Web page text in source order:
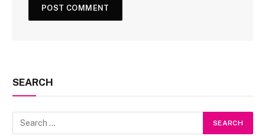
SEARCH